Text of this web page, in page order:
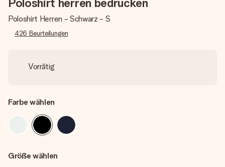
Poloshirt Herren - Schwarz - S
426 Beurteilungen
Vorrätig
Farbe wählen
Größe wählen